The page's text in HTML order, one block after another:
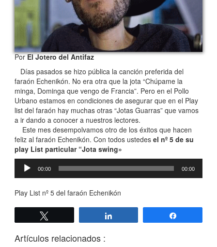
PorEl Jotero del Antifaz
Días pasados se hizo pública la canción preferida del
faraón Echenikón. No era otra que la jota “Chúpame la
minga, Dominga que vengo de Francia”. Pero en el Pollo
Urbano estamos en condiciones de asegurar que en el Play
list del faraón hay muchas otras “Jotas Guarras” que vamos
a ir dando a conocer a nuestros lectores.
Este mes desempolvamos otro de los éxitos que hacen
feliz al faraón Echenikón. Con todos ustedes el nº 5 de su
play List particular “Jota swing»
Reproductor
00:00 00:00
Play List nº 5 del faraón Echenikón
Artículos relacionados :